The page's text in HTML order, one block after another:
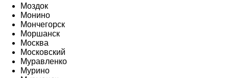
Моздок
Монино
Мончегорск
Моршанск
Москва
Московский
Муравленко
Мурино